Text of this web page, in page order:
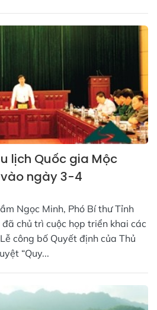
lịch Quốc gia Mộc
ngày 3-4
Ngọc Minh, Phó Bí thư Tỉnh
chủ trì cuộc họp triển khai các
công bố Quyết định của Thủ
“Quy...